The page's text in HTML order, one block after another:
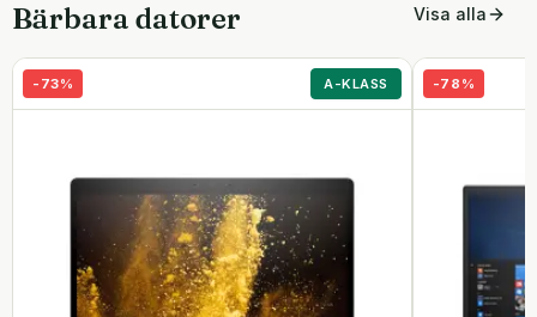
Bärbara datorer Visa alla
- 73% A-KLASS -78 %